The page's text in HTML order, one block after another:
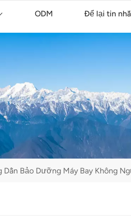
ODM Để lại tin
Dẫn Bảo Dưỡng Máy Bay Không